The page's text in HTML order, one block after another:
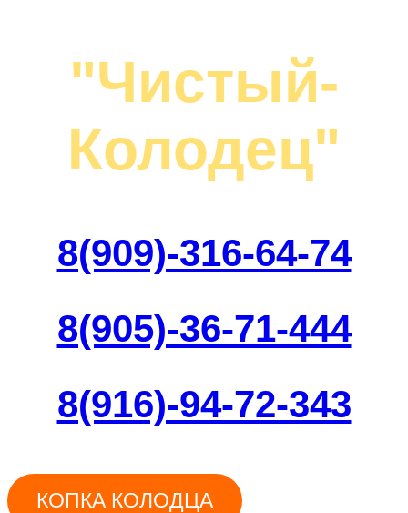
"Чистый-
Колодец"
8(909)-316-64-74
8(905)-36-71-444
8(916)-94-72-343
КОПКА КОЛОДЦА